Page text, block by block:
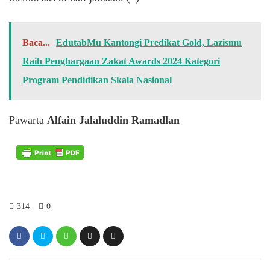
Baca... EdutabMu Kantongi Predikat Gold, Lazismu
Raih Penghargaan Zakat Awards 2024 Kategori
Program Pendidikan Skala Nasional
Pawarta Alfain Jalaluddin Ramadlan
314 0